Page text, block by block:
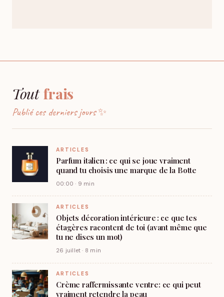
Toutfrais
Publié ces derniers jours ✨
ARTICLES
Parfum italien : ce qui se joue vraiment
quand tu choisis une marque de la Botte
00:00 · 9 min
ARTICLES
Objets décoration intérieure : ce que tes
étagères racontent de toi (avant même que
tu ne dises un mot)
26 juillet · 8 min
ARTICLES
Crème raffermissante ventre: ce qui peut
vraiment retendre la peau